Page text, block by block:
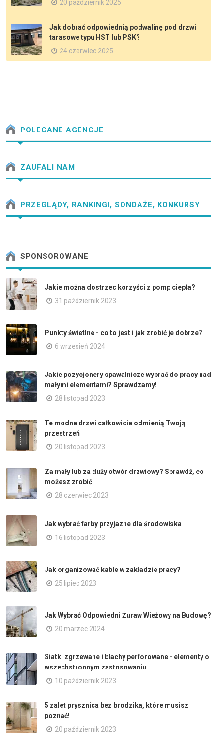
20 październik 2025
Jak dobrać odpowiednią podwalinę pod drzwi
tarasowe typu HST lub PSK?
24 czerwiec 2025
POLECANE AGENCJE
ZAUFALI NAM
PRZEGLĄDY, RANKINGI, SONDAŻE, KONKURSY
SPONSOROWANE
Jakie można dostrzec korzyści z pomp ciepła?
31 październik 2023
Punkty świetlne - co to jest i jak zrobić je dobrze?
6 wrzesień 2024
Jakie pozycjonery spawalnicze wybrać do pracy nad
małymi elementami? Sprawdzamy!
28 listopad 2023
Te modne drzwi całkowicie odmienią Twoją
przestrzeń
20 listopad 2023
Za mały lub za duży otwór drzwiowy? Sprawdź, co
możesz zrobić
28 czerwiec 2023
Jak wybrać farby przyjazne dla środowiska
16 listopad 2023
Jak organizować kable w zakładzie pracy?
25 lipiec 2023
Jak Wybrać Odpowiedni Żuraw Wieżowy na Budowę?
20 marzec 2024
Siatki zgrzewane i blachy perforowane - elementy o
wszechstronnym zastosowaniu
10 październik 2023
5 zalet prysznica bez brodzika, które musisz
poznać!
20 październik 2023